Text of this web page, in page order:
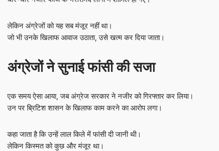
लेकिन अंग्रेजों को यह सब मंजूर नहीं था।
जो भी उनके खिलाफ आवाज उठाता, उसे खत्म कर दिया जाता।
अंग्रेजों ने सुनाई फांसी की सजा
एक समय ऐसा आया, जब अंग्रेज सरकार ने नजीर को गिरफ्तार कर लिया।
उन पर ब्रिटिश शासन के खिलाफ काम करने का आरोप लगा।
कहा जाता है कि उन्हें लाल किले में फांसी दी जानी थी।
लेकिन किस्मत को कुछ और मंजूर था।